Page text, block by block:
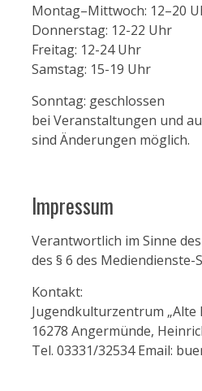
Montag–Mittwoch: 12–20
Donnerstag: 12-22 Uhr
Freitag: 12-24 Uhr
Samstag: 15-19 Uhr
Sonntag: geschlossen
bei Veranstaltungen und
sind Änderungen möglich.
Impressum
Verantwortlich im Sinne
des § 6 des Mediendienste-
Kontakt:
Jugendkulturzentrum „Alte
16278 Angermünde,
Tel. 03331/32534 Email: